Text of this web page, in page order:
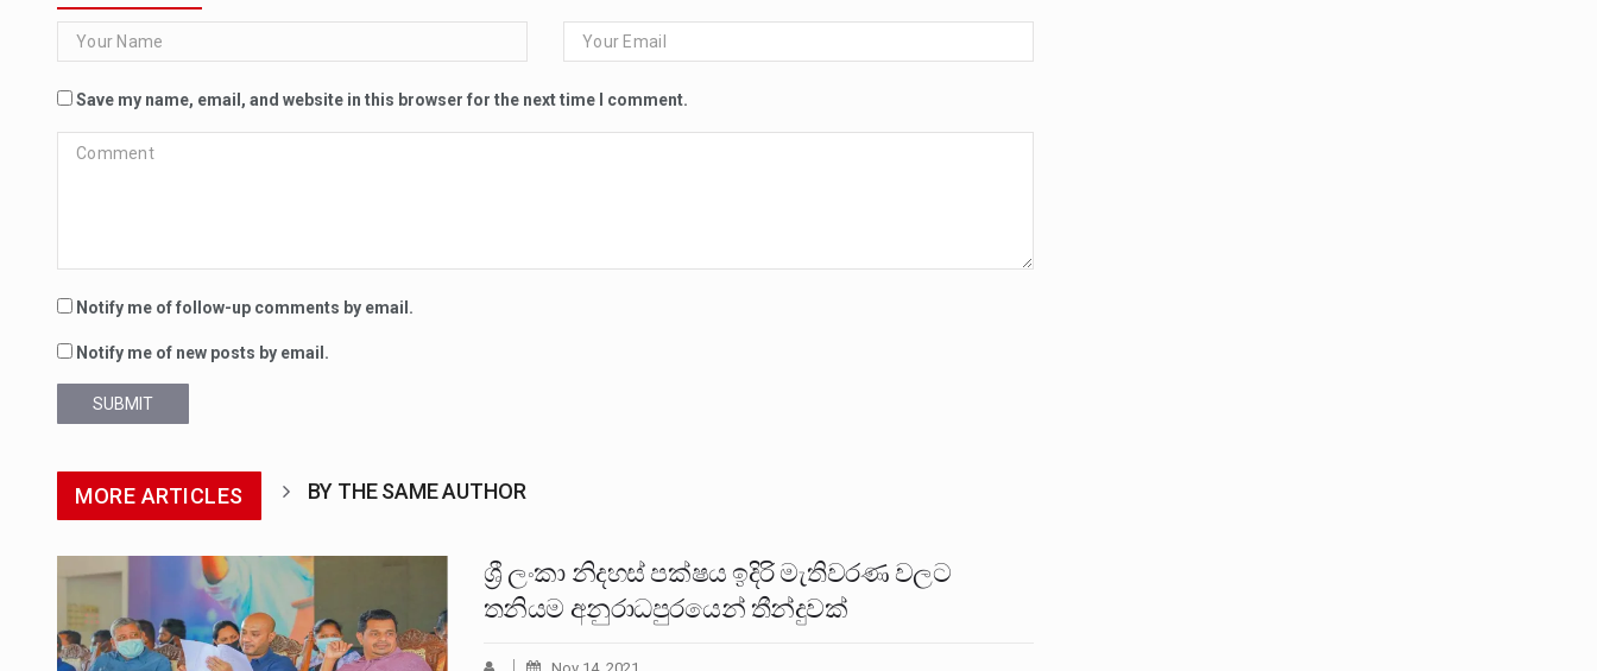
Save my name, email, and website in this browser for the next time I comment.
Notify me of follow-up comments by email.
Notify me of new posts by email.
SUBMIT
MORE ARTICLES BY THE SAME AUTHOR
ශ්‍රී ලංකා නිදහස් පක්ෂය ඉදිරි මැතිවරණ වලට
තනියම අනුරාධපුරයෙන් තීන්දුවක්